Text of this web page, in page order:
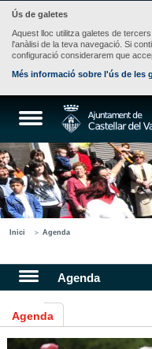
Ús de galetes
Aquest lloc utilitza galetes de
l'anàlisi de la teva navegació. Si
configuració considerarem que
Més informació sobre l'ús de les
Inici Agenda
Agenda
Agenda